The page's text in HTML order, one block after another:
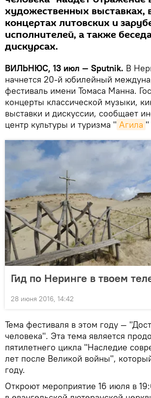
художественных выставках,
концертах литовских и
исполнителей, а также
дискурсах.
ВИЛЬНЮС, 13 июл — Sputnik. В
начнется 20-й юбилейный
фестиваль имени Томаса Манна.
концерты классической музыки,
выставки и дискуссии, сообщает
центр культуры и туризма " Агила
Гид по Неринге в твоем
28 июня 2016, 14:42
Тема фестиваля в этом году —
человека". Эта тема является
пятилетнего цикла "Наследие
лет после Великой войны",
году.
Откроют мероприятие 16 июля в